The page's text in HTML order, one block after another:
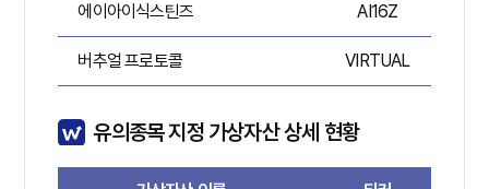
에이아이식스틴즈 AI16Z
버추얼 프로토콜 VIRTUAL
유의종목 지정 가상자산 상세 현황